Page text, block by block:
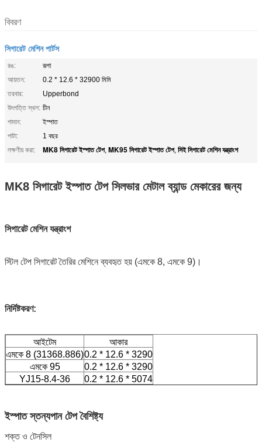
বিবরণ
সিগারেট মেশিন পার্টস
রঙ:
রূপা
আয়তন:
0.2 * 12.6 * 32900 মিমি
তরবার:
Upperbond
উৎপত্তি স্থল: চীন
পাদান:
ইস্পাত
পাটা:
1 বছর
লক্ষণীয় করা:
MK8 সিগারেট ইস্পাত টেপ, MK95 সিগারেট ইস্পাত টেপ, সিই সিগারেট মেশিন যন্ত্রাংশ
MK8 সিগারেট ইস্পাত টেপ সিলভার মেটাল ব্যান্ড মেকারের জন্য
সিগারেট মেশিন যন্ত্রাংশ
স্টিল টেপ সিগারেট তৈরির মেশিনে ব্যবহৃত হয় (এমকে 8, এমকে 9)।
নির্দিষ্টকরণ:
আইটেম
আকার
এমকে 8 (31368.886)0.2 * 12.6 * 3290
এমকে 95
0.2 * 12.6 * 3290
YJ15-8.4-36
0.2 * 12.6 * 5074
ইস্পাত স্তন্যপান টেপবৈশিষ্ট্য
শক্ত ও টেনসিল